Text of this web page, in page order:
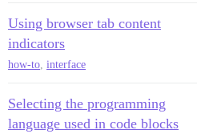
Using browser tab content
indicators
how-to, interface
Selecting the programming
language used in code blocks